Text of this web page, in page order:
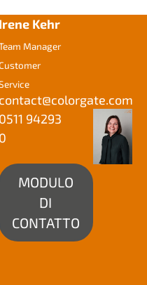
Irene Kehr
Manager
contact@colorgate.com
0511 94293
0
MODULO
DI
CONTATTO